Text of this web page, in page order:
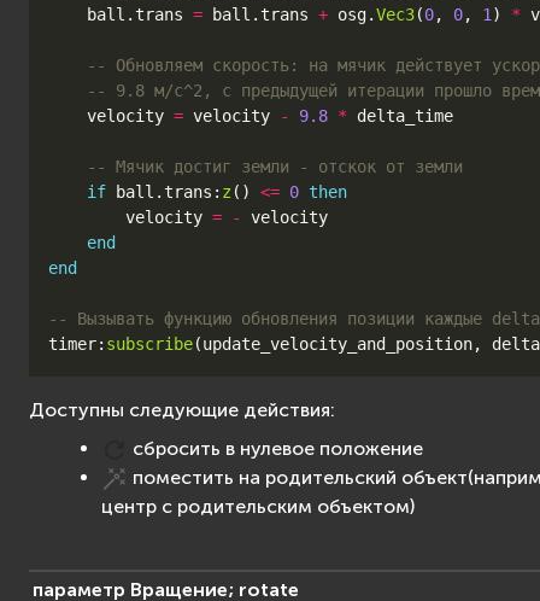
ball . trans = ball . trans + osg.Vec3(0, 0, 1 ) *
-- Обновляем скорость: на мячик действует
-- 9.8 м/с^2, с предыдущей итерации прошло
velocity = velocity - 9.8 * delta_time
-- Мячик достиг земли - отскок от земли
if
ball . trans : z () <= 0 then
velocity = -
velocity
end
end
-- Вызывать функцию обновления позиции каждые
timer: subscribe(update_velocity_and_position,
Доступны следующие действия:
сбросить в нулевое положение
поместить на родительский
центр с родительским объектом)
параметр Вращение; rotate